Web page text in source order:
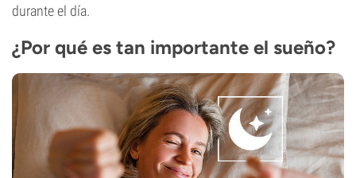
durante el día.
¿Por qué es tan importante el sueño?